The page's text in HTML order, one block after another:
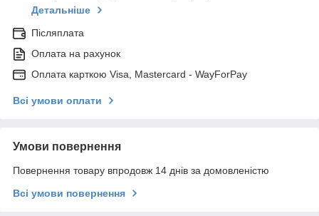
Детальніше
Післяплата
Оплата на рахунок
Оплата карткою Visa, Mastercard - WayForPay
Всі умови оплати
Умови повернення
Повернення товару впродовж 14 днів за домовленістю
Всі умови повернення